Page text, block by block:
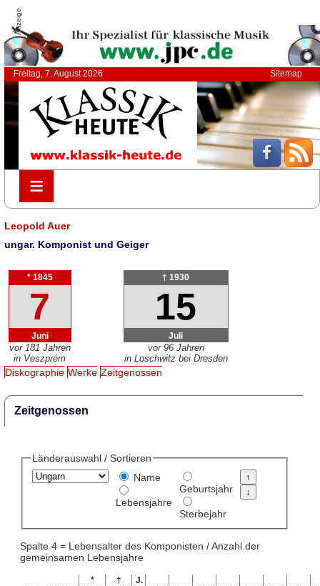
Anzeige
Freitag, 7. August 2026 Sitemap
≡
≡
Leopold Auer
ungar. Komponist und Geiger
* 1845
7
Juni
vor 181 Jahren
in Veszprém
† 1930
15
Juli
vor 96 Jahren
in Loschwitz bei Dresden
Diskographie Werke Zeitgenossen
Zeitgenossen
Länderauswahl / Sortieren
Name
Lebensjahre
Geburtsjahr
Sterbejahr
Spalte 4 = Lebensalter des Komponisten / Anzahl der
gemeinsamen Lebensjahre
*
†
J.